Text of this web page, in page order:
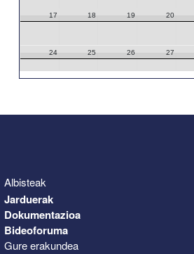
17 18 19 20
24 25 26 27
Albisteak
Jarduerak
Dokumentazioa
Bideoforuma
Gure erakundea